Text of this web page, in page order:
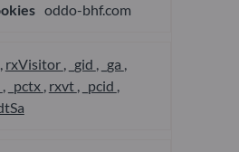
oddo-bhf.com
, rxVisitor , _gid , _ga ,
, _pctx , rxvt , _pcid ,